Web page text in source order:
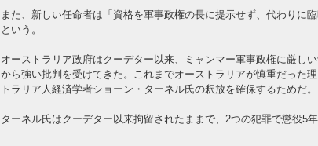
また、新しい任命者は「資格を軍事政権の長に提示せず、代わりに
という。
オーストラリア政府はクーデター以来、ミャンマー軍事政権に厳し
から強い批判を受けてきた。これまでオーストラリアが慎重だった
トラリア人経済学者ショーン・ターネル氏の釈放を確保するためだ。
ターネル氏はクーデター以来拘留されたままで、2つの犯罪で懲役5